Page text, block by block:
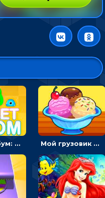
Сладкий бум: тапнуть, чтобы взорвать желейки - головоломка Мой грузовик с мороженным: принимать заказы и готовить десерты